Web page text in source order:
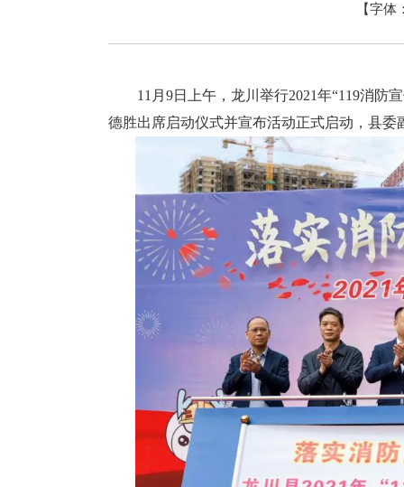
【字体
11月9日上午，龙川举行2021年“119消防
德胜出席启动仪式并宣布活动正式启动，县